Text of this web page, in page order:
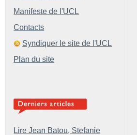
Manifeste de l'UCL
Contacts
Syndiquer le site de l'UCL
Plan du site
Lire Jean Batou, Stefanie